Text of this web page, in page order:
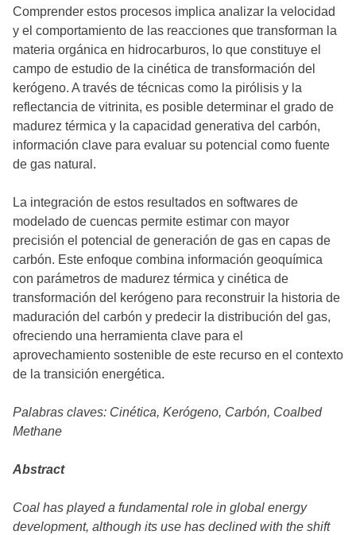
Comprender estos procesos implica analizar la velocidad
y el comportamiento de las reacciones que transforman la
materia orgánica en hidrocarburos, lo que constituye el
campo de estudio de la cinética de transformación del
kerógeno. A través de técnicas como la pirólisis y la
reflectancia de vitrinita, es posible determinar el grado de
madurez térmica y la capacidad generativa del carbón,
información clave para evaluar su potencial como fuente
de gas natural.
La integración de estos resultados en softwares de
modelado de cuencas permite estimar con mayor
precisión el potencial de generación de gas en capas de
carbón. Este enfoque combina información geoquímica
con parámetros de madurez térmica y cinética de
transformación del kerógeno para reconstruir la historia de
maduración del carbón y predecir la distribución del gas,
ofreciendo una herramienta clave para el
aprovechamiento sostenible de este recurso en el contexto
de la transición energética.
Palabras claves: Cinética, Kerógeno, Carbón, Coalbed
Methane
Abstract
Coal has played a fundamental role in global energy
development, although its use has declined with the shift